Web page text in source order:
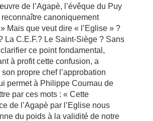
de l’Agapè, l’évêque du Puy
canoniquement
» Mais que veut dire « l’Eglise » ?
La C.E.F.? Le Saint-Siège ? Sans
ce point fondamental,
à profit cette confusion, a
propre chef l’approbation
permet à Philippe Coumau de
par ces mots : « Cette
de l’Agapè par l’Eglise nous
du poids à la validité de notre